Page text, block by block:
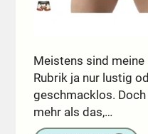
Meistens sind
Rubrik ja nur lustig
geschmacklos.
mehr als das,…